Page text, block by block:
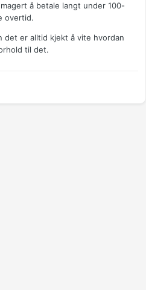
å betale langt under 100-
overtid.
det er alltid kjekt å vite hvordan
til det.